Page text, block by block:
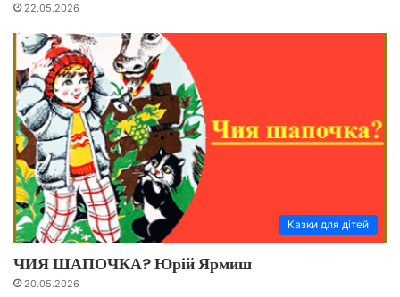
22.05.2026
Казки для дітей
ЧИЯ ШАПОЧКА? Юрій Ярмиш
20.05.2026